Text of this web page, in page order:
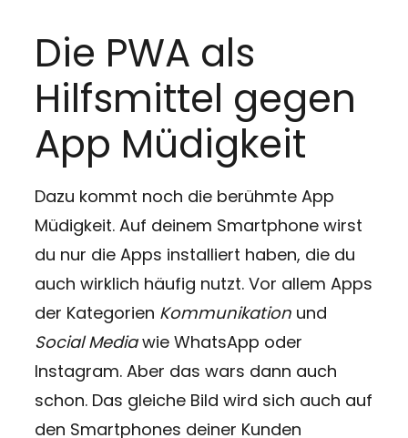
Die PWA als
Hilfsmittel gegen
App Müdigkeit
Dazu kommt noch die berühmte App
Müdigkeit. Auf deinem Smartphone wirst
du nur die Apps installiert haben, die du
auch wirklich häufig nutzt. Vor allem Apps
der Kategorien Kommunikationund
Social Mediawie WhatsApp oder
Instagram. Aber das wars dann auch
schon. Das gleiche Bild wird sich auch auf
den Smartphones deiner Kunden